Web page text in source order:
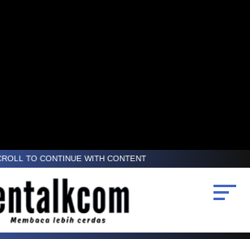
TO CONTINUE WITH CONTENT